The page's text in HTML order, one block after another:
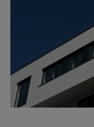
des ÖPNV in
Harz-nah-
Landesbus 160